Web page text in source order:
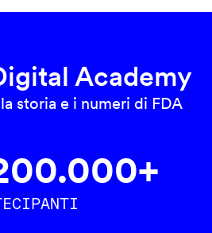
Academy
storia e i numeri di FDA